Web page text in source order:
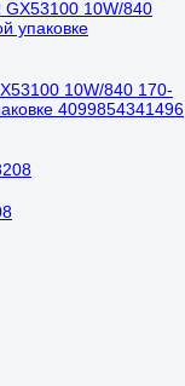
10W/840 170-
4099854341496